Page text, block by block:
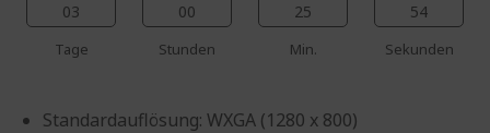
03
Tage
00
Stunden
25
Min.
54
Sekunden
Standardauflösung: WXGA (1280 x 800)